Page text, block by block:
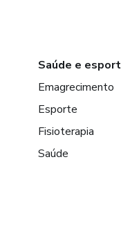
Saúde e
Emagrecimento
Esporte
Fisioterapia
Saúde